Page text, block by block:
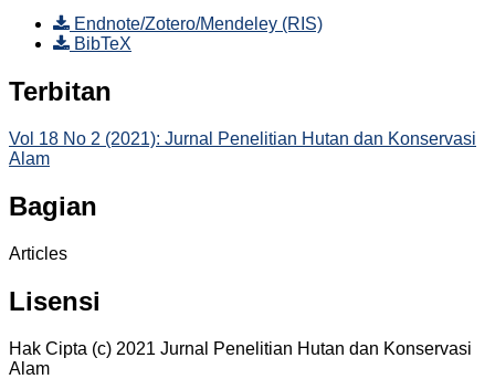
Endnote/Zotero/Mendeley (RIS)
BibTeX
Terbitan
Vol 18 No 2 (2021): Jurnal Penelitian Hutan dan Konservasi
Alam
Bagian
Articles
Lisensi
Hak Cipta (c) 2021 Jurnal Penelitian Hutan dan Konservasi
Alam